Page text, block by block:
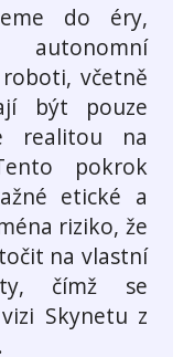
do éry,
včetně
být pouze
realitou na
pokrok
etické a
riziko, že
na vlastní
čímž se
Skynetu z